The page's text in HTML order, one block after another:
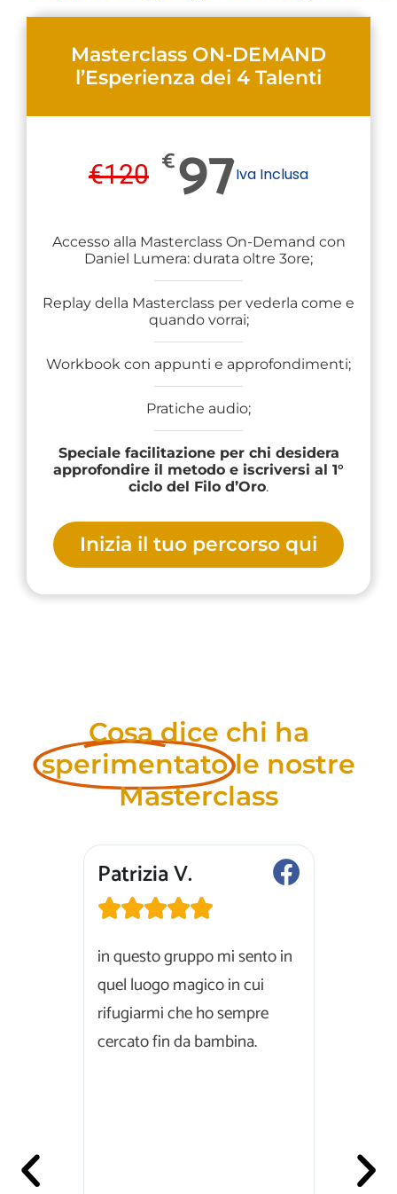
Masterclass ON-DEMAND
l’Esperienza dei 4 Talenti
€120 €97Iva Inclusa
Accesso alla Masterclass On-Demand con
Daniel Lumera: durata oltre 3ore;
Replay della Masterclass per vederla come e
quando vorrai;
Workbook con appunti e approfondimenti;
Pratiche audio;
Speciale facilitazione per chi desidera
approfondire il metodo e iscriversi al 1°
ciclo del Filo d’Oro.
Inizia il tuo percorso qui
Cosa dice chi ha
sperimentato le nostre
Masterclass
Patrizia V.

in questo gruppo mi sento in
quel luogo magico in cui
rifugiarmi che ho sempre
cercato fin da bambina.